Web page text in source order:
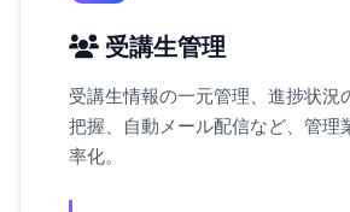
受講生管理
受講生情報の一元管理、進捗状況
把握、自動メール配信など、管理
率化。